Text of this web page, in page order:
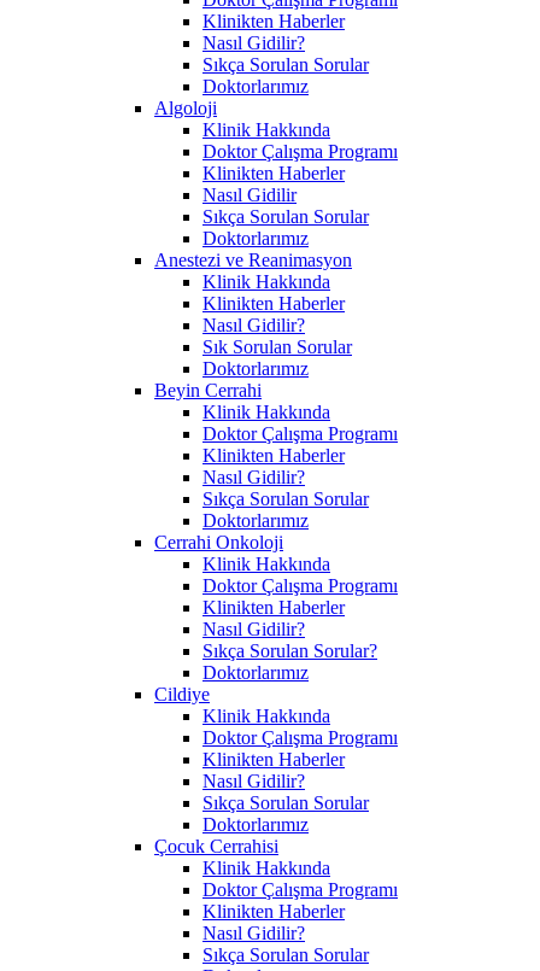
Klinikten Haberler
Nasıl Gidilir?
Sıkça Sorulan Sorular
Doktorlarımız
Algoloji
Klinik Hakkında
Doktor Çalışma Programı
Klinikten Haberler
Nasıl Gidilir
Sıkça Sorulan Sorular
Doktorlarımız
Anestezi ve Reanimasyon
Klinik Hakkında
Klinikten Haberler
Nasıl Gidilir?
Sık Sorulan Sorular
Doktorlarımız
Beyin Cerrahi
Klinik Hakkında
Doktor Çalışma Programı
Klinikten Haberler
Nasıl Gidilir?
Sıkça Sorulan Sorular
Doktorlarımız
Cerrahi Onkoloji
Klinik Hakkında
Doktor Çalışma Programı
Klinikten Haberler
Nasıl Gidilir?
Sıkça Sorulan Sorular?
Doktorlarımız
Cildiye
Klinik Hakkında
Doktor Çalışma Programı
Klinikten Haberler
Nasıl Gidilir?
Sıkça Sorulan Sorular
Doktorlarımız
Çocuk Cerrahisi
Klinik Hakkında
Doktor Çalışma Programı
Klinikten Haberler
Nasıl Gidilir?
Sıkça Sorulan Sorular